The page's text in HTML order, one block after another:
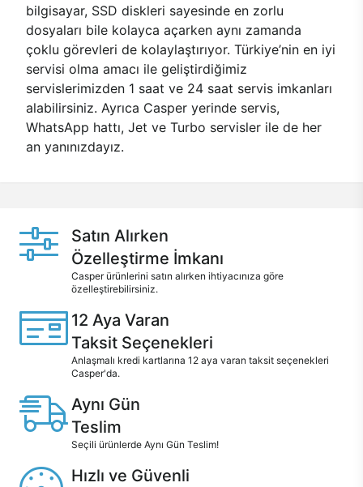
bilgisayar, SSD diskleri sayesinde en zorlu
dosyaları bile kolayca açarken aynı zamanda
çoklu görevleri de kolaylaştırıyor. Türkiye’nin en iyi
servisi olma amacı ile geliştirdiğimiz
servislerimizden 1 saat ve 24 saat servis imkanları
alabilirsiniz. Ayrıca Casper yerinde servis,
WhatsApp hattı, Jet ve Turbo servisler ile de her
an yanınızdayız.
Satın Alırken
Özelleştirme İmkanı
Casper ürünlerini satın alırken ihtiyacınıza göre
özelleştirebilirsiniz.
12 Aya Varan
Taksit Seçenekleri
Anlaşmalı kredi kartlarına 12 aya varan taksit seçenekleri
Casper'da.
Aynı Gün
Teslim
Seçili ürünlerde Aynı Gün Teslim!
Hızlı ve Güvenli